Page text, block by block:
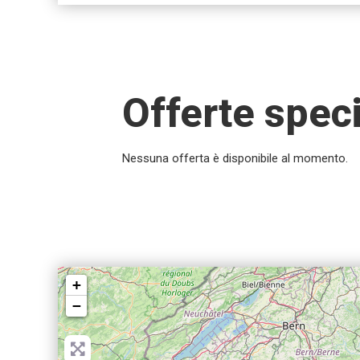
Offerte
Nessuna offerta è disponibile al momento.
+
−